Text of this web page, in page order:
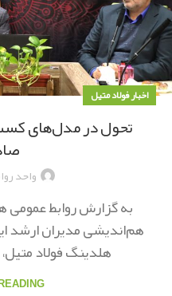
اخبار فولاد متیل
تحول در مدل‌های کسب
واحد
به گزارش روابط
هم‌اندیشی مدیران ارشد
هلدینگ فولاد متیل،